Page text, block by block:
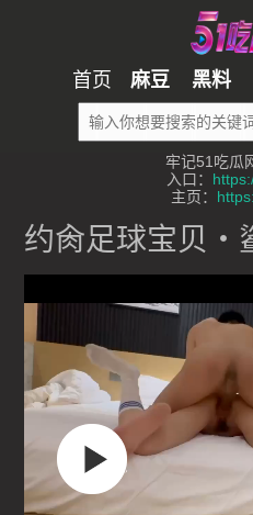
首页 麻豆 黑料
牢记51吃瓜
入口：
主页：
约肏足球宝贝・